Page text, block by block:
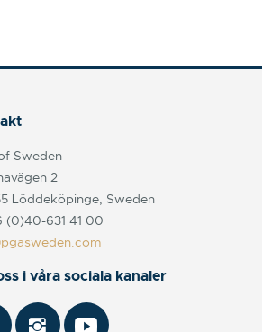
Sweden
2
Löddeköpinge, Sweden
(0)40-631 41 00
i våra sociala kanaler